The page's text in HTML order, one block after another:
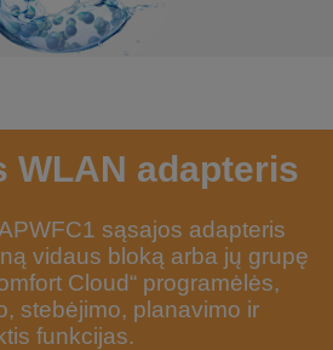
WLAN adapteris
sąsajos adapteris
vidaus bloką arba jų grupę
Cloud“ programėlės,
stebėjimo, planavimo ir
funkcijas.